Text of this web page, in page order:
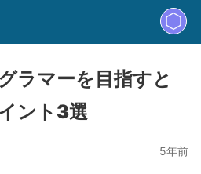
ラマーを目指すと
ント3選
5年前